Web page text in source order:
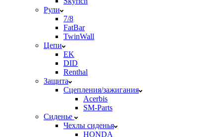
Рули
7/8
FatBar
TwinWall
Цепи
EK
DID
Renthal
Защита
Сцепления/зажигания
Acerbis
SM-Parts
Сиденье
Чехлы сиденья
HONDA